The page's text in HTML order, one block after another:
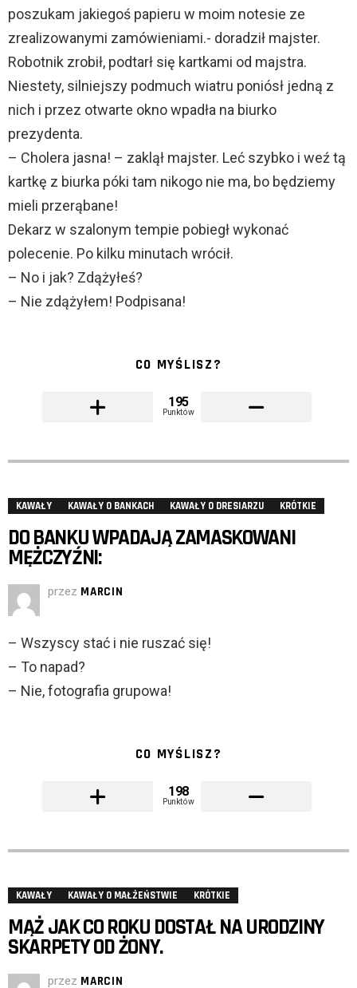
poszukam jakiegoś papieru w moim notesie ze
zrealizowanymi zamówieniami.- doradził majster.
Robotnik zrobił, podtarł się kartkami od majstra.
Niestety, silniejszy podmuch wiatru poniósł jedną z
nich i przez otwarte okno wpadła na biurko
prezydenta.
– Cholera jasna! – zaklął majster. Leć szybko i weź tą
kartkę z biurka póki tam nikogo nie ma, bo będziemy
mieli przerąbane!
Dekarz w szalonym tempie pobiegł wykonać
polecenie. Po kilku minutach wrócił.
– No i jak? Zdążyłeś?
– Nie zdążyłem! Podpisana!
CO MYŚLISZ?
195
Punktów
KAWAŁY KAWAŁY O BANKACH KAWAŁY O DRESIARZU KRÓTKIE
DO BANKU WPADAJĄ ZAMASKOWANI
MĘŻCZYŹNI:
przez MARCIN
– Wszyscy stać i nie ruszać się!
– To napad?
– Nie, fotografia grupowa!
CO MYŚLISZ?
198
Punktów
KAWAŁY KAWAŁY O MAŁŻEŃSTWIE KRÓTKIE
MĄŻ JAK CO ROKU DOSTAŁ NA URODZINY
SKARPETY OD ŻONY.
przez MARCIN